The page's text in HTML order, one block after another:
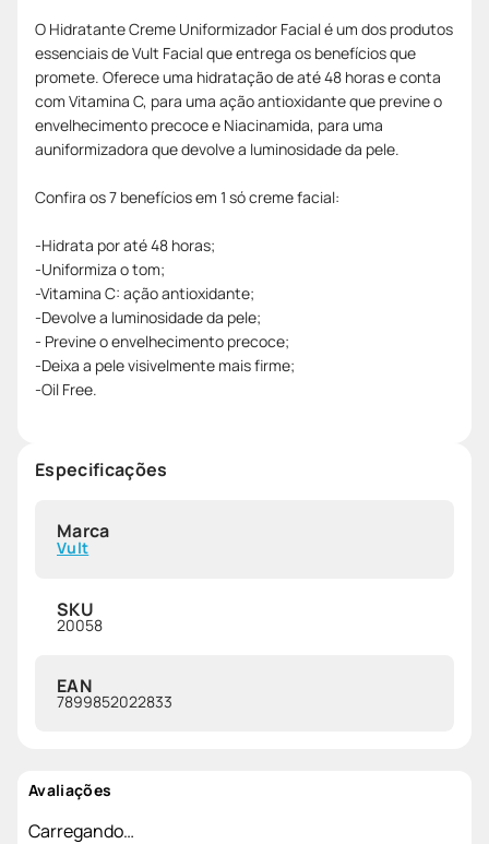
O Hidratante Creme Uniformizador Facial é um dos produtos
essenciais de Vult Facial que entrega os benefícios que
promete. Oferece uma hidratação de até 48 horas e conta
com Vitamina C, para uma ação antioxidante que previne o
envelhecimento precoce e Niacinamida, para uma
auniformizadora que devolve a luminosidade da pele.
Confira os 7 benefícios em 1 só creme facial:
-Hidrata por até 48 horas;
-Uniformiza o tom;
-Vitamina C: ação antioxidante;
-Devolve a luminosidade da pele;
- Previne o envelhecimento precoce;
-Deixa a pele visivelmente mais firme;
-Oil Free.
Especificações
Marca
Vult
SKU
20058
EAN
7899852022833
Avaliações
Carregando…